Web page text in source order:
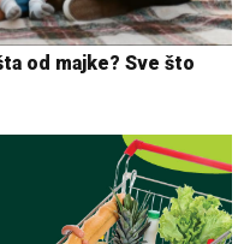
od majke? Sve što